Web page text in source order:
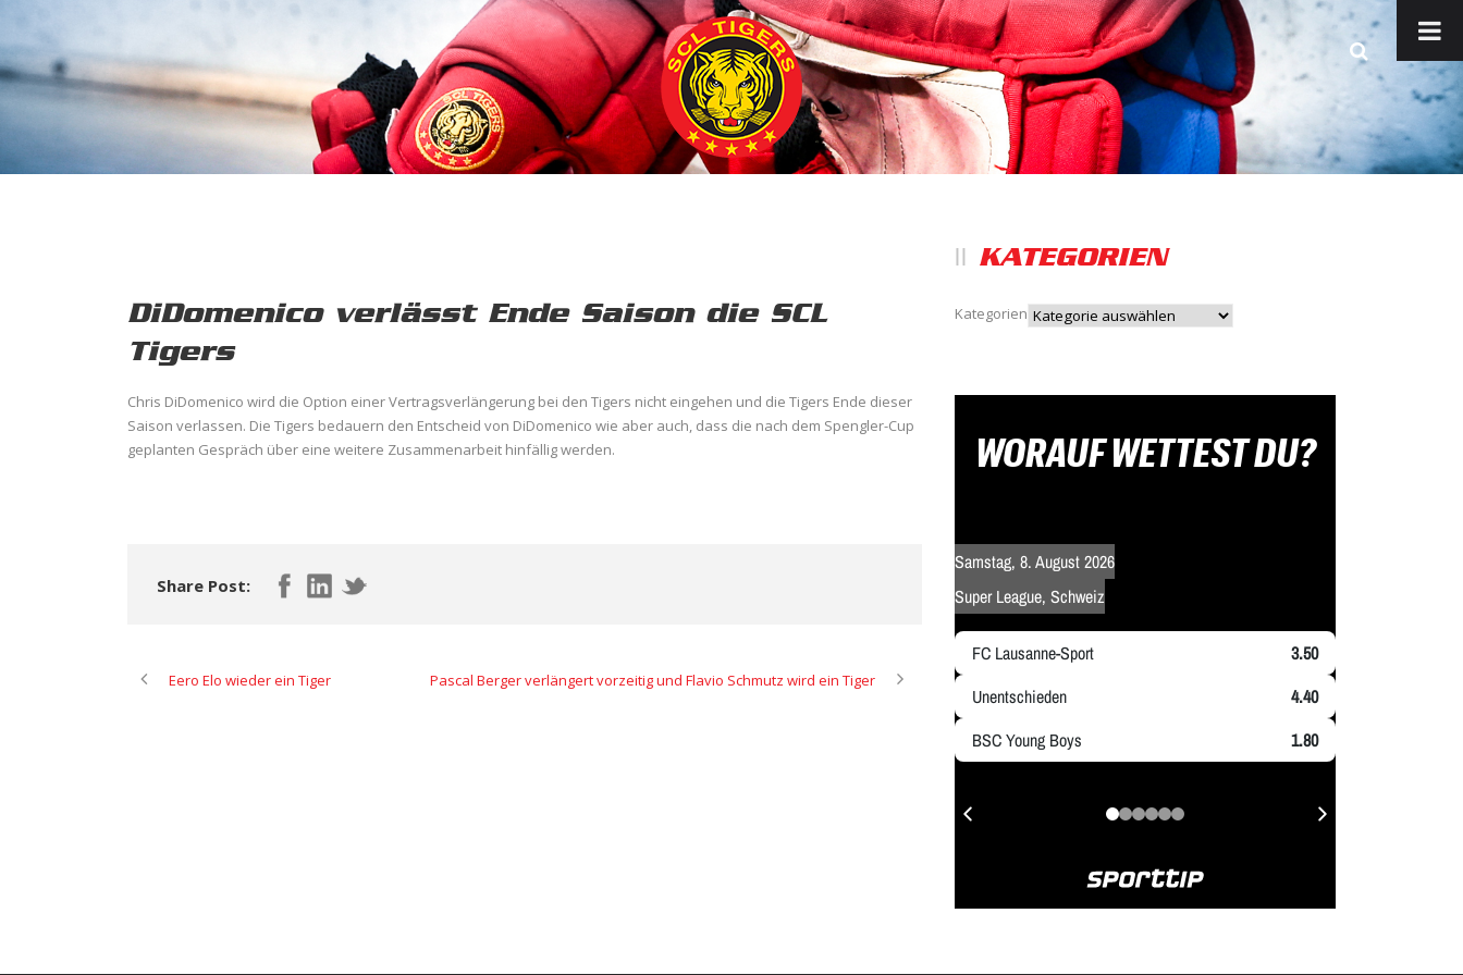
DiDomenico verlässt Ende Saison die SCL
Tigers
Chris DiDomenico wird die Option einer Vertragsverlängerung bei den Tigers nicht eingehen und die Tigers Ende dieser
Saison verlassen. Die Tigers bedauern den Entscheid von DiDomenico wie aber auch, dass die nach dem Spengler-Cup
geplanten Gespräch über eine weitere Zusammenarbeit hinfällig werden.
Share Post:
Eero Elo wieder ein Tiger Pascal Berger verlängert vorzeitig und Flavio Schmutz wird ein Tiger
KATEGORIEN
Kategorien